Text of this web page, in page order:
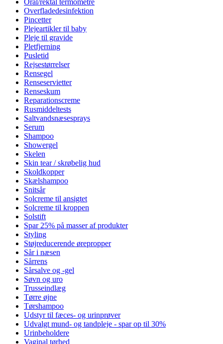
Oral/rektal termometre
Overfladedesinfektion
Pincetter
Plejeartikler til baby
Pleje til gravide
Pletfjerning
Pusletid
Rejsestørrelser
Rensegel
Renseservietter
Renseskum
Reparationscreme
Rusmiddeltests
Saltvandsnæsesprays
Serum
Shampoo
Showergel
Skelen
Skin tear / skrøbelig hud
Skoldkopper
Skælshampoo
Snitsår
Solcreme til ansigtet
Solcreme til kroppen
Solstift
Spar 25% på masser af produkter
Styling
Støjreducerende ørepropper
Sår i næsen
Sårrens
Sårsalve og -gel
Søvn og uro
Trusseindlæg
Tørre øjne
Tørshampoo
Udstyr til fæces- og urinprøver
Udvalgt mund- og tandpleje - spar op til 30%
Urinbeholdere
Vaginal tørhed